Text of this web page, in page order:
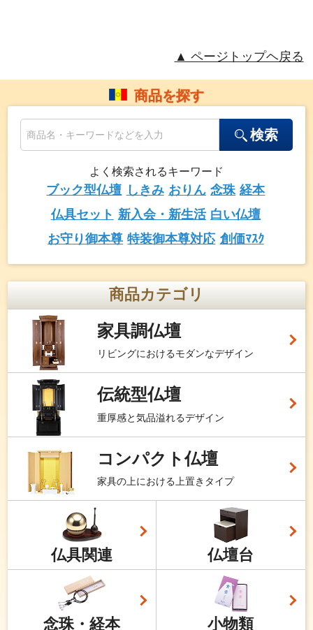
▲ ページトップヘ戻る
商品を探す
検索
よく検索されるキーワード
ブック型仏壇 しきみ おりん 念珠 経本
仏具セット 新入会・新生活 白い仏壇
お守り御本尊 特装御本尊対応 創価ﾏｽｸ
商品カテゴリ
家具調仏壇
リビングにおけるモダンなデザイン
伝統型仏壇
重厚感と気品溢れるデザイン
コンパクト仏壇
家具の上における上置きタイプ
仏具関連 仏壇台
念珠・経本 小物類